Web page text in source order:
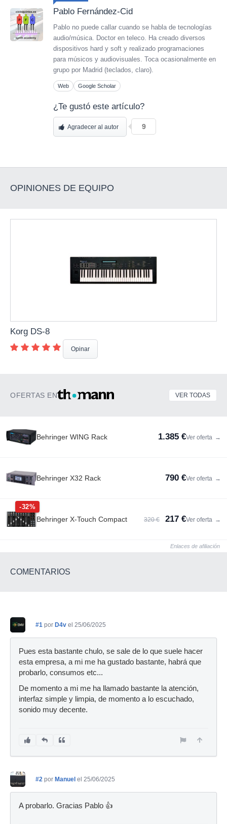
Pablo Fernández-Cid
Pablo no puede callar cuando se habla de tecnologías
audio/música. Doctor en teleco. Ha creado diversos
dispositivos hard y soft y realizado programaciones
para músicos y audiovisuales. Toca ocasionalmente en
grupo por Madrid (teclados, claro).
Web Google Scholar
¿Te gustó este artículo?
Agradecer al autor 9
OPINIONES DE EQUIPO
Korg DS-8
Opinar
OFERTAS EN VER TODAS
Behringer WING Rack 1.385 €Ver oferta →
Behringer X32 Rack 790 €Ver oferta →
-32%
Behringer X-Touch Compact 320 € 217 €Ver oferta →
Enlaces de afiliación
COMENTARIOS
#1 por D4v el 25/06/2025
Pues esta bastante chulo, se sale de lo que suele hacer
esta empresa, a mi me ha gustado bastante, habrá que
probarlo, consumos etc...
De momento a mi me ha llamado bastante la atención,
interfaz simple y limpia, de momento a lo escuchado,
sonido muy decente.
#2 por Manuel el 25/06/2025
A probarlo. Gracias Pablo 👍